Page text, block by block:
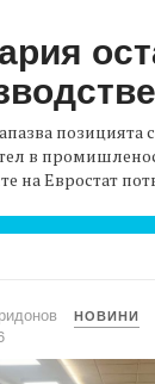
позицията
в
на Евростат
НОВИНИ